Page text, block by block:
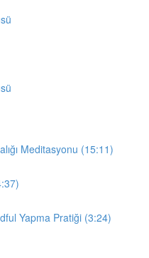
Meditasyonu (15:11)
Yapma Pratiği (3:24)